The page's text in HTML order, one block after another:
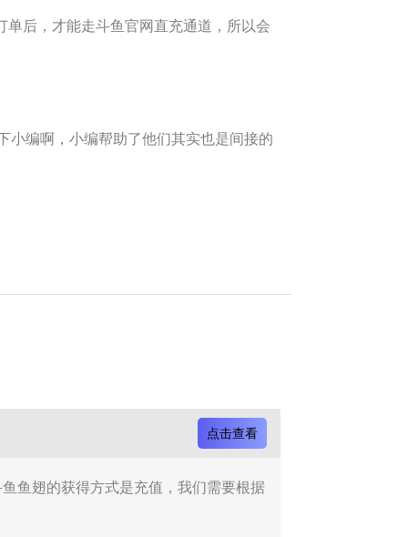
后，才能走斗鱼官网直充通道，所以会
编啊，小编帮助了他们其实也是间接的
点击查看
鱼翅的获得方式是充值，我们需要根据